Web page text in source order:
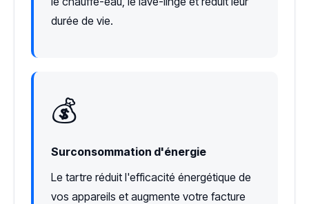
durée de vie.
💰
Surconsommation d'énergie
Le tartre réduit l'efficacité énergétique de
vos appareils et augmente votre facture